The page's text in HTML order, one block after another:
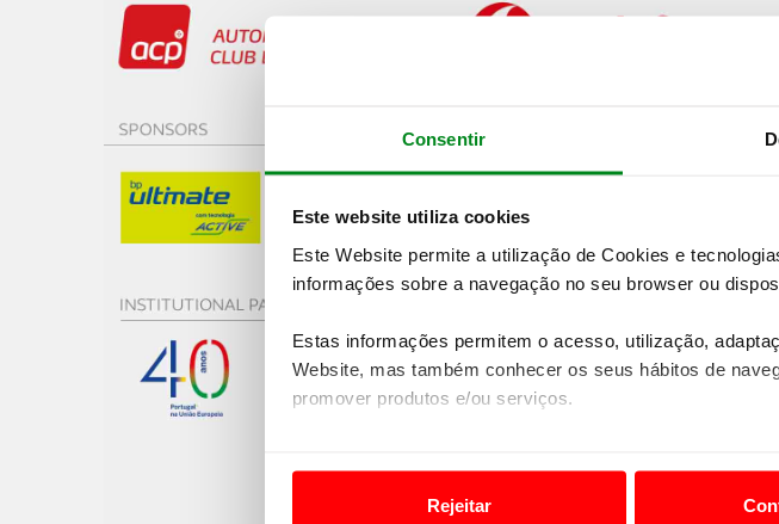
Consentir
Este website utiliza cookies
Este Website permite a utilização de Cookies e
informações sobre a navegação no seu browser ou
Estas informações permitem o acesso, utilização,
Website, mas também conhecer os seus hábitos de
promover produtos e/ou serviços.
Rejeitar